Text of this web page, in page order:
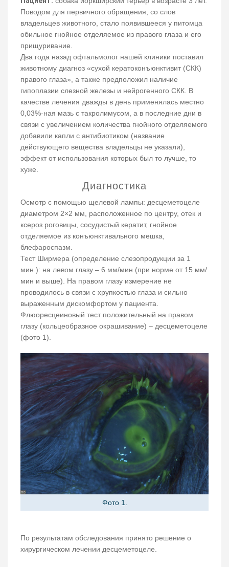
Поводом для первичного обращения, со слов
владельцев животного, стало появившееся у питомца
обильное гнойное отделяемое из правого глаза и его
прищуривание.
Два года назад офтальмолог нашей клиники поставил
животному диагноз «сухой кератоконъюнктивит (СКК)
правого глаза», а также предположил наличие
гипоплазии слезной железы и нейрогенного СКК. В
качестве лечения дважды в день применялась местно
0,03%-ная мазь с такролимусом, а в последние дни в
связи с увеличением количества гнойного отделяемого
добавили капли с антибиотиком (название
действующего вещества владельцы не указали),
эффект от использования которых был то лучше, то
хуже.
Диагностика
Осмотр с помощью щелевой лампы: десцеметоцеле
диаметром 2×2 мм, расположенное по центру, отек и
ксероз роговицы, сосудистый кератит, гнойное
отделяемое из конъюнктивального мешка,
блефароспазм.
Тест Ширмера (определение слезопродукции за 1
мин.): на левом глазу – 6 мм/мин (при норме от 15 мм/
мин и выше). На правом глазу измерение не
проводилось в связи с хрупкостью глаза и сильно
выраженным дискомфортом у пациента.
Флюоресцеиновый тест положительный на правом
глазу (кольцеобразное окрашивание) – десцеметоцеле
(фото 1).
Фото 1.
По результатам обследования принято решение о
хирургическом лечении десцеметоцеле.